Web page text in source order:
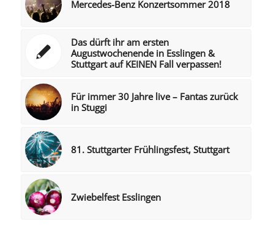
Mercedes-Benz Konzertsommer 2018
Das dürft ihr am ersten
Augustwochenende in Esslingen &
Stuttgart auf KEINEN Fall verpassen!
Für immer 30 Jahre live – Fantas zurück
in Stuggi
81. Stuttgarter Frühlingsfest, Stuttgart
Zwiebelfest Esslingen